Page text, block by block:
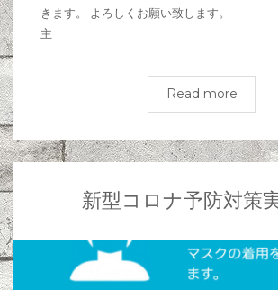
きます。 よろしくお願い致します
主
Read more
新型コロナ予防対策